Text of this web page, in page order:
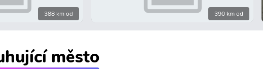
388 km od 390 km od
město